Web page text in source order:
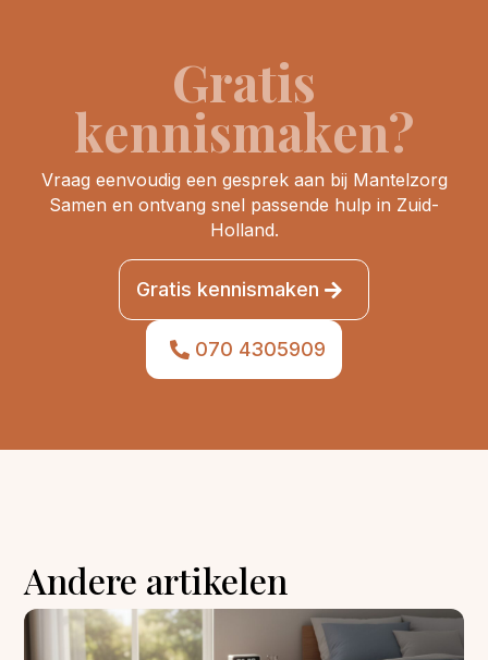
Gratis
kennismaken?
Vraag eenvoudig een gesprek aan bij Mantelzorg
Samen en ontvang snel passende hulp in Zuid-
Holland.
Gratis kennismaken
070 4305909
Andere artikelen